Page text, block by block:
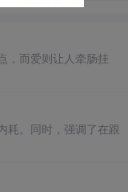
，而爱则让人牵肠挂
耗。同时，强调了在跟